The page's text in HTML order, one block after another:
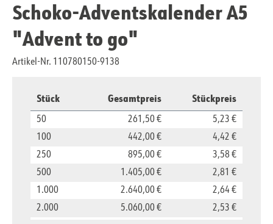
Schoko-Adventskalender A5
"Advent to go"
Artikel-Nr. 110780150-9138
Stück Gesamtpreis Stückpreis
50 261,50 €
5,23 €
100
442,00 €
4,42 €
250
895,00 €
3,58 €
500
1.405,00 €
2,81 €
1.000
2.640,00 €
2,64 €
2.000
5.060,00 €
2,53 €